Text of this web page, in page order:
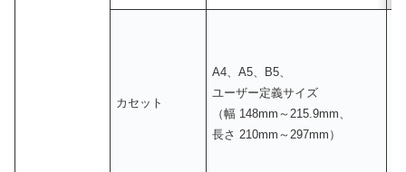
カセット
A4、A5、B5、
ユーザー定義サイズ
（幅 148mm～215.9mm、
長さ 210mm～297mm）